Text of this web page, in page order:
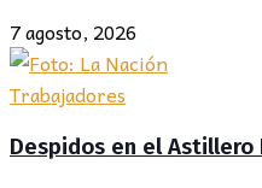
7 agosto, 2026
Trabajadores
Despidos en el Astillero